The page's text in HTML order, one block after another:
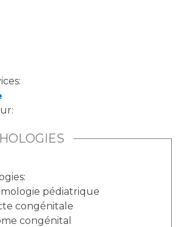
données
en santé à l’AP-HM
pédiatrique
congénitale
congénital